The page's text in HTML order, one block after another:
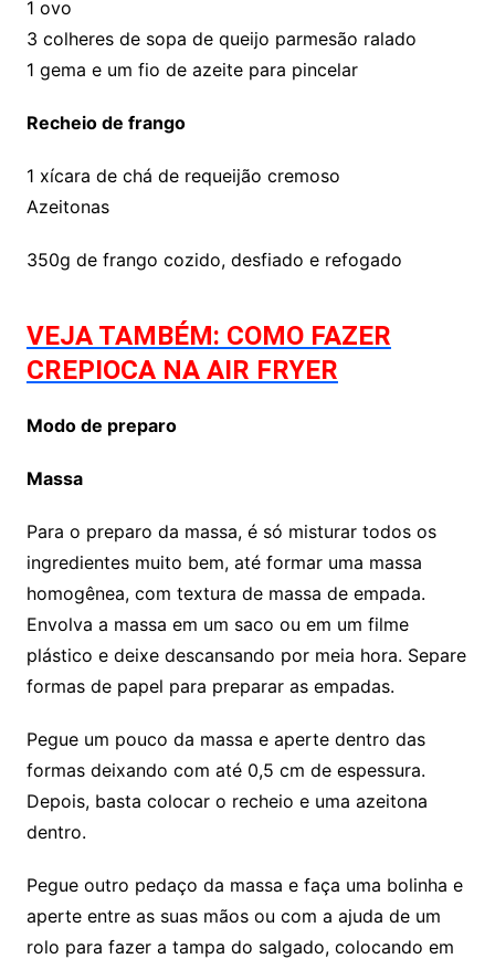
1 ovo
3 colheres de sopa de queijo parmesão ralado
1 gema e um fio de azeite para pincelar
Recheio de frango
1 xícara de chá de requeijão cremoso
Azeitonas
350g de frango cozido, desfiado e refogado
VEJA TAMBÉM: COMO FAZER
CREPIOCA NA AIR FRYER
Modo de preparo
Massa
Para o preparo da massa, é só misturar todos os
ingredientes muito bem, até formar uma massa
homogênea, com textura de massa de empada.
Envolva a massa em um saco ou em um filme
plástico e deixe descansando por meia hora. Separe
formas de papel para preparar as empadas.
Pegue um pouco da massa e aperte dentro das
formas deixando com até 0,5 cm de espessura.
Depois, basta colocar o recheio e uma azeitona
dentro.
Pegue outro pedaço da massa e faça uma bolinha e
aperte entre as suas mãos ou com a ajuda de um
rolo para fazer a tampa do salgado, colocando em